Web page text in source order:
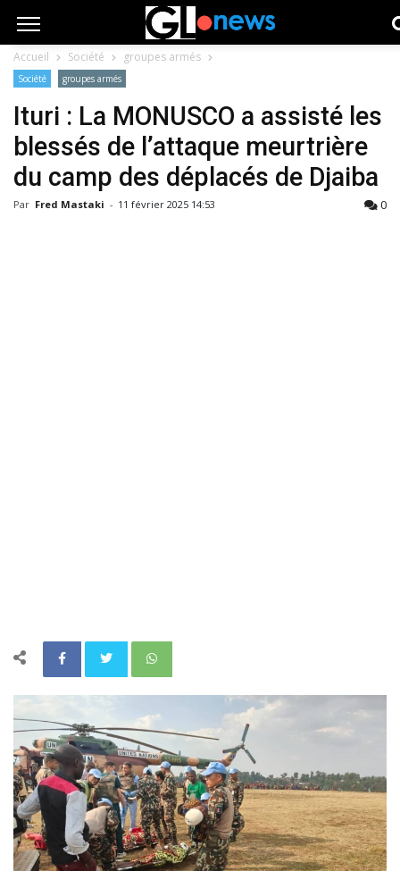
Accueil Société groupes armés
Société groupes armés
Ituri : La MONUSCO a assisté les
blessés de l’attaque meurtrière
du camp des déplacés de Djaiba
Par Fred Mastaki - 11 février 2025 14:53 0